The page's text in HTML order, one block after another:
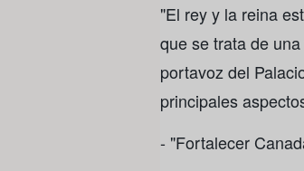
"El rey y la reina
que se trata de
portavoz del
principales
- "Fortalecer